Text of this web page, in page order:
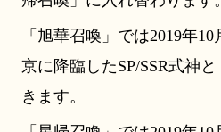
「旭華召喚」では2019年
京に降臨したSP/SSR式神
きます。